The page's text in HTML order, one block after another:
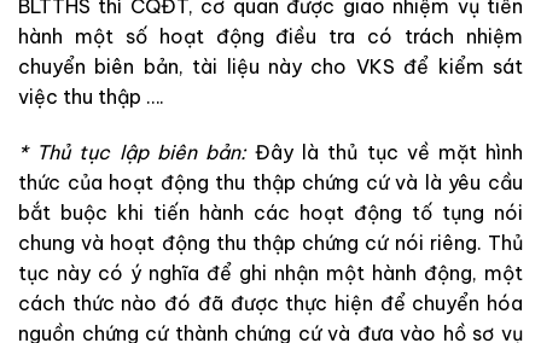
BLTTHS thì CQĐT, cơ quan được giao nhiệm vụ tiến
hành một số hoạt động điều tra có trách nhiệm
chuyển biên bản, tài liệu này cho VKS để kiểm sát
việc thu thập ….
* Thủ tục lập biên bản:Đây là thủ tục về mặt hình
thức của hoạt động thu thập chứng cứvà là yêu cầu
bắt buộc khi tiến hành các hoạt động tố tụng nói
chungvà hoạt động thu thập chứng cứ nói riêng. Thủ
tục này có ý nghĩa để ghi nhận một hành động, một
cách thức nào đó đã được thực hiện để chuyển hóa
nguồn chứng cứ thành chứng cứvà đưavào hồ sơvụ